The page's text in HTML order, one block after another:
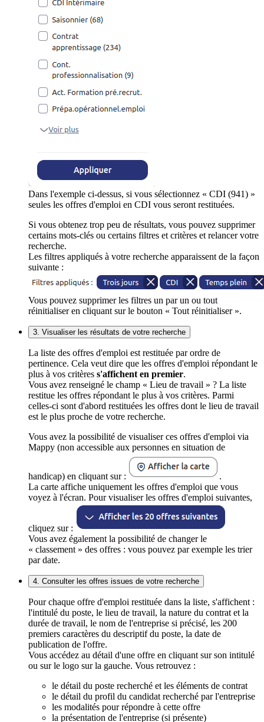
Dans l'exemple ci-dessus, si vous sélectionnez « CDI (941) »
seules les offres d'emploi en CDI vous seront restituées.
Si vous obtenez trop peu de résultats, vous pouvez supprimer
certains mots-clés ou certains filtres et critères et relancer votre
recherche.
Les filtres appliqués à votre recherche apparaissent de la façon
suivante :
Vous pouvez supprimer les filtres un par un ou tout
réinitialiser en cliquant sur le bouton « Tout réinitialiser ».
3. Visualiser les résultats de votre recherche
La liste des offres d'emploi est restituée par ordre de
pertinence. Cela veut dire que les offres d'emploi répondant le
plus à vos critères s'affichent en premier.
Vous avez renseigné le champ « Lieu de travail » ? La liste
restitue les offres répondant le plus à vos critères. Parmi
celles-ci sont d'abord restituées les offres dont le lieu de travail
est le plus proche de votre recherche.
Vous avez la possibilité de visualiser ces offres d'emploi via
Mappy (non accessible aux personnes en situation de
handicap) en cliquant sur :
.
La carte affiche uniquement les offres d'emploi que vous
voyez à l'écran. Pour visualiser les offres d'emploi suivantes,
cliquez sur :
Vous avez également la possibilité de changer le
« classement » des offres : vous pouvez par exemple les trier
par date.
4. Consulter les offres issues de votre recherche
Pour chaque offre d'emploi restituée dans la liste, s'affichent :
l'intitulé du poste, le lieu de travail, la nature du contrat et la
durée de travail, le nom de l'entreprise si précisé, les 200
premiers caractères du descriptif du poste, la date de
publication de l'offre.
Vous accédez au détail d'une offre en cliquant sur son intitulé
ou sur le logo sur la gauche. Vous retrouvez :
le détail du poste recherché et les éléments de contrat
le détail du profil du candidat recherché par l'entreprise
les modalités pour répondre à cette offre
la présentation de l'entreprise (si présente)